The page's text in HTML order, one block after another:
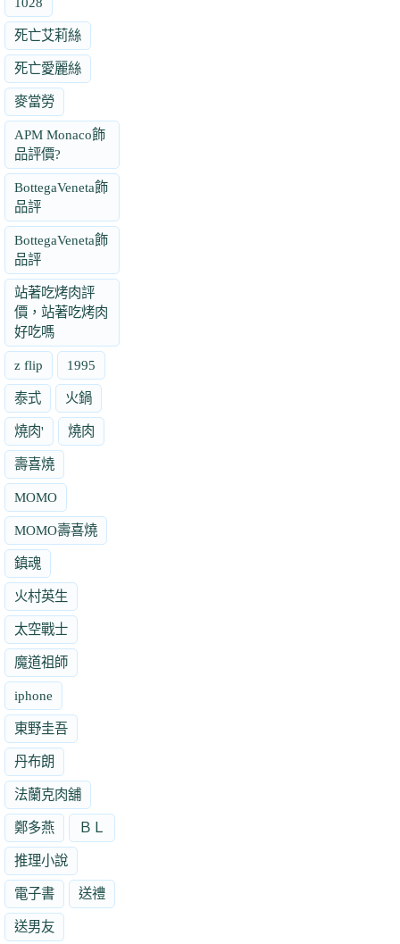
死亡艾莉絲
死亡愛麗絲
麥當勞
APM Monaco飾
品評價?
BottegaVeneta飾
品評
BottegaVeneta飾
品評
站著吃烤肉評
價，站著吃烤肉
好吃嗎
z flip 1995
泰式 火鍋
燒肉' 燒肉
壽喜燒
MOMO
MOMO壽喜燒
鎮魂
火村英生
太空戰士
魔道祖師
iphone
東野圭吾
丹布朗
法蘭克肉舖
鄭多燕 ＢＬ
推理小說
電子書 送禮
送男友